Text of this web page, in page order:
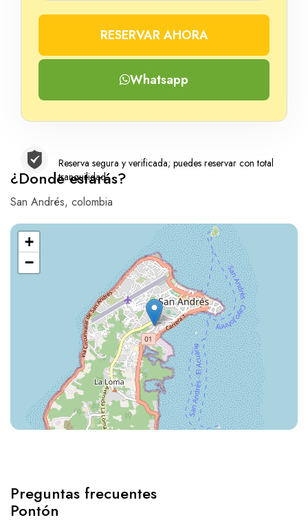
RESERVAR AHORA
Whatsapp
Reserva segura y verificada; puedes reservar con total
tranquilidad
¿Donde estarás?
San Andrés, colombia
+
−
Preguntas frecuentes
Pontón